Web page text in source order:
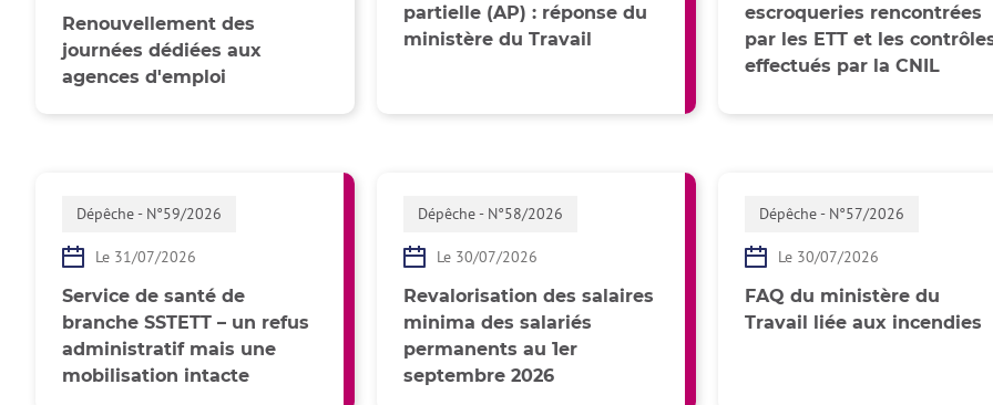
Renouvellement des
journées dédiées aux
agences d'emploi
partielle (AP) : réponse du
ministère du Travail
escroqueries rencontrées
par les ETT et les
effectués par la CNIL
Dépêche - N°59/2026
Le 31/07/2026
Service de santé de
branche SSTETT – un refus
administratif mais une
mobilisation intacte
Dépêche - N°58/2026
Le 30/07/2026
Revalorisation des salaires
minima des salariés
permanents au 1er
septembre 2026
Dépêche - N°57/2026
Le 30/07/2026
FAQ du ministère du
Travail liée aux incendies